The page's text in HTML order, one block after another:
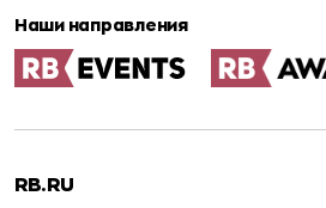
Наши направления
RB.RU